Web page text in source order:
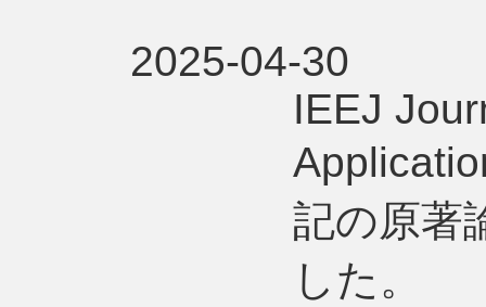
2025-04-30
IEEJ
記の原著
した。